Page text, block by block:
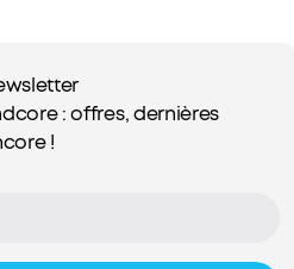
: offres, dernières
!